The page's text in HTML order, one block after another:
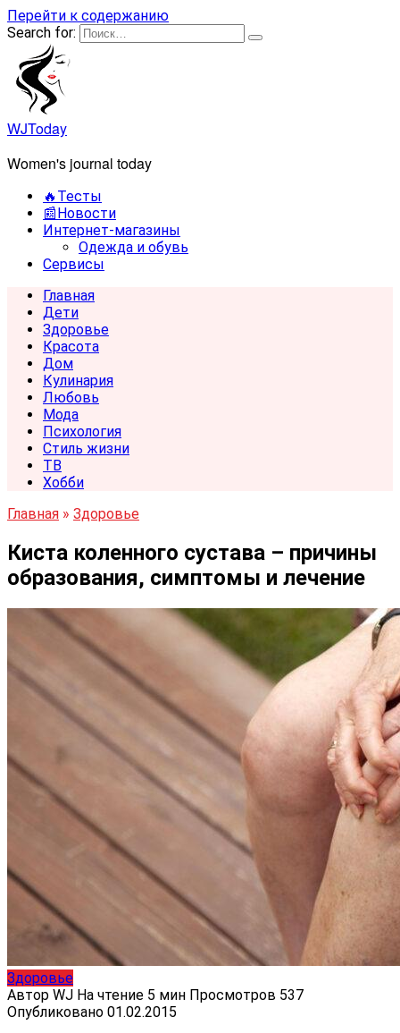
Перейти к содержанию
Search for:
WJToday
Women's journal today
🔥Тесты
📰Новости
Интернет-магазины
Одежда и обувь
Сервисы
Главная
Дети
Здоровье
Красота
Дом
Кулинария
Любовь
Мода
Психология
Стиль жизни
ТВ
Хобби
Главная » Здоровье
Киста коленного сустава – причины
образования, симптомы и лечение
Здоровье
Автор WJ На чтение 5 мин Просмотров 537
Опубликовано 01.02.2015